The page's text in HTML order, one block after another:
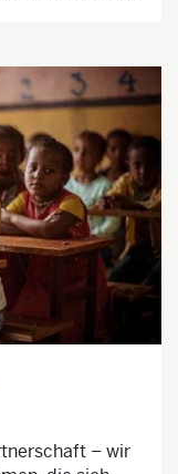
– wir